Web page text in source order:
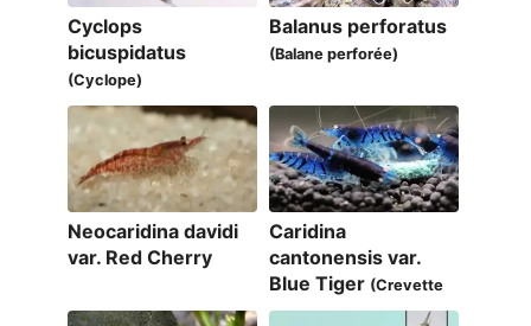
Cyclops
bicuspidatus
(Cyclope)
Balanus perforatus
(Balane perforée)
Neocaridina davidi
var. Red Cherry
Caridina
cantonensis var.
Blue Tiger (Crevette
bleue)